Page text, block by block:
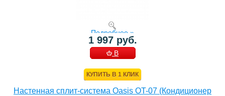
Подробнее »
1 997 руб.
В
КУПИТЬ В 1 КЛИК
Настенная сплит-система Oasis OT-07 (Кондиционер